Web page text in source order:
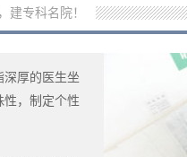
建专科名院！
深厚的医生坐
性，制定个性